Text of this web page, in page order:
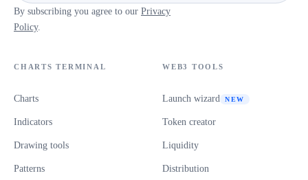
By subscribing you agree to our Privacy
Policy.
CHARTS TERMINAL
Charts
Indicators
Drawing tools
Patterns
WEB3 TOOLS
Launch wizard NEW
Token creator
Liquidity
Distribution